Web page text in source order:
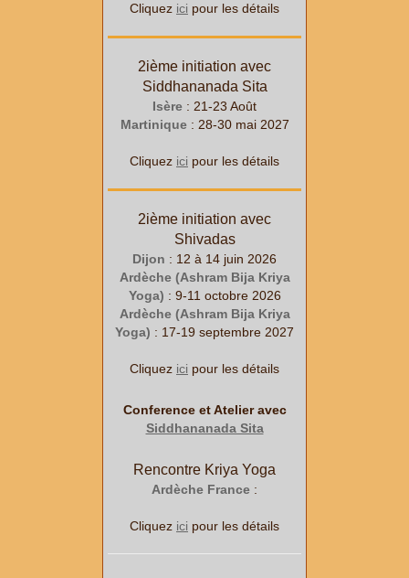
Cliquez ici pour les détails
2ième initiation avec
Siddhananada Sita
Isère : 21-23 Août
Martinique: 28-30 mai 2027
Cliquez ici pour les détails
2ième initiation avec
Shivadas
Dijon : 12 à 14 juin 2026
Ardèche (Ashram Bija Kriya
Yoga) : 9-11 octobre 2026
Ardèche (Ashram Bija Kriya
Yoga) : 17-19 septembre 2027
Cliquez ici pour les détails
Conference et Atelier avec
Siddhananada Sita
Rencontre Kriya Yoga
Ardèche France :
Cliquez ici pour les détails